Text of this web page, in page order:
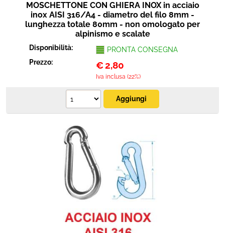
MOSCHETTONE CON GHIERA INOX in acciaio
inox AISI 316/A4 - diametro del filo 8mm -
lunghezza totale 80mm - non omologato per
alpinismo e scalate
Disponibilità:
PRONTA CONSEGNA
Prezzo:
€2,80
Iva inclusa (22%)